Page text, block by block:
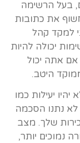
בעל הרשימה
את כתובות
למקד קהל
יכולה להיות
אם אתה יכול
היטב.
יעילות כמו
לא נתנו הסכמה
שלך. מצב
נמוכים יותר,